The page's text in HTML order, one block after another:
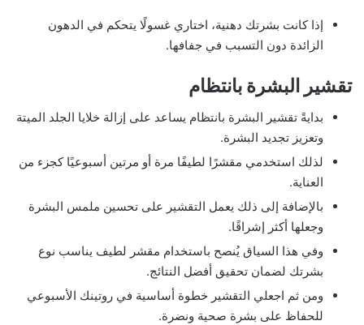
إذا كانت بشرتك دهنية، اختاري غسولًا يتحكم في الدهون
الزائدة دون التسبب في جفافها.
تقشير البشرة بانتظام
بدايةً تقشير البشرة بانتظام يساعد على إزالة خلايا الجلد الميتة
وتعزيز تجديد البشرة.
لذلك استخدمي مقشرًا لطيفًا مرة أو مرتين أسبوعيًا كجزء من
العناية.
بالإضافة إلى ذلك يعمل التقشير على تحسين ملمس البشرة
وجعلها أكثر إشراقًا.
وفي هذا السياق يُنصح باستخدام مقشر لطيف يناسب نوع
بشرتك لضمان تحقيق أفضل النتائج.
ومن ثم اجعلي التقشير خطوة أساسية في روتينك الأسبوعي
للحفاظ على بشرة صحية ونضرة.